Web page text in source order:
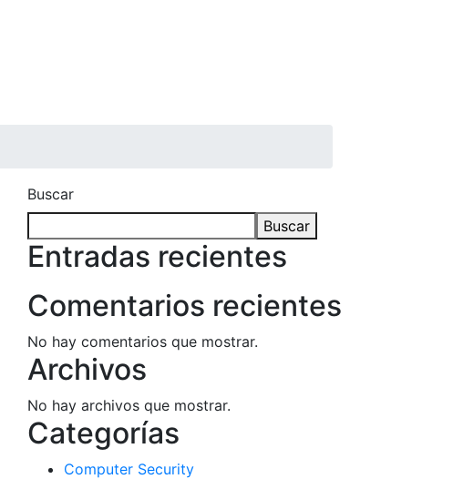
Buscar
Buscar
Entradas recientes
Comentarios recientes
No hay comentarios que mostrar.
Archivos
No hay archivos que mostrar.
Categorías
Computer Security